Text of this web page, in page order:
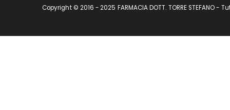
Copyright © 2016 - 2025 FARMACIA DOTT. TORRE STEFANO